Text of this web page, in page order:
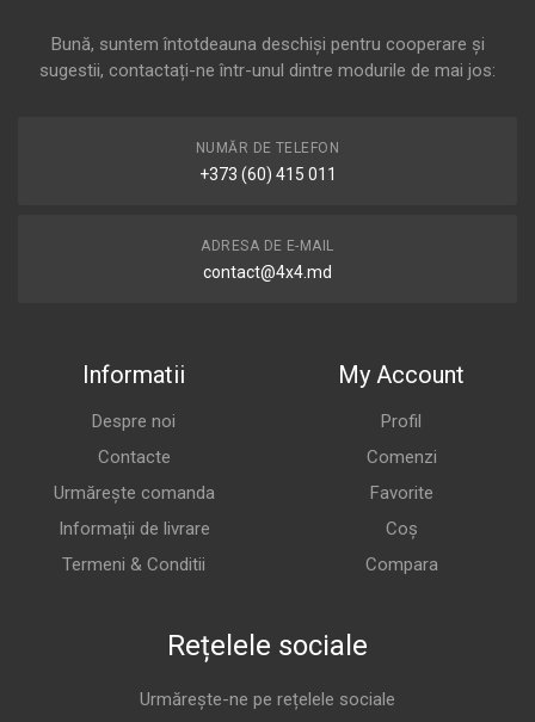
Bună, suntem întotdeauna deschiși pentru cooperare și
sugestii, contactați-ne într-unul dintre modurile de mai jos:
NUMĂR DE TELEFON
+373 (60) 415 011
ADRESA DE E-MAIL
contact@4x4.md
Informatii
Despre noi
Contacte
Urmărește comanda
Informații de livrare
Termeni & Conditii
My Account
Profil
Comenzi
Favorite
Coș
Compara
Rețelele sociale
Urmărește-ne pe rețelele sociale